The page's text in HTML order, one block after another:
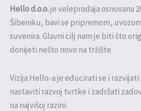
Hello d.o.o.je veleprodaja osnovana
Šibeniku, bavi se pripremom,
suvenira. Glavni cilj nam je biti što
donijeti nešto novo na tržište.
Vizija Hello-a je educirati se i
nastaviti razvoj tvrtke i zadržati
na najvišoj razini.